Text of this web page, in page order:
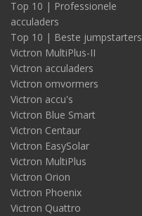
Top 10 | Professionele
acculaders
Top 10 | Beste jumpstarters
Victron MultiPlus-II
Victron acculaders
Victron omvormers
Victron accu's
Victron Blue Smart
Victron Centaur
Victron EasySolar
Victron MultiPlus
Victron Orion
Victron Phoenix
Victron Quattro